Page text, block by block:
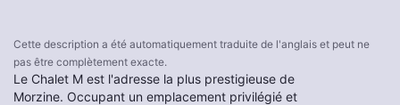
Cette description a été automatiquement traduite de l'anglais et peut ne
pas être complètement exacte.
Le Chalet M est l'adresse la plus prestigieuse de
Morzine. Occupant un emplacement privilégié et